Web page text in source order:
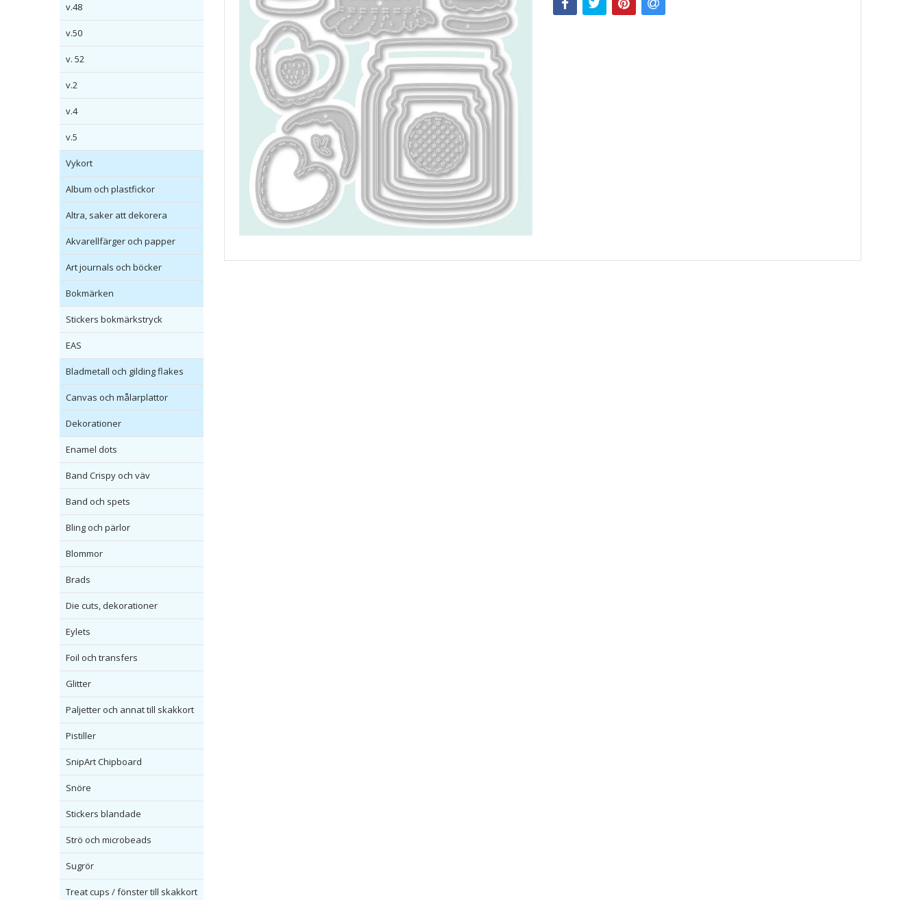
v.48
v.50
v. 52
v.2
v.4
v.5
Vykort
Album och plastfickor
Altra, saker att dekorera
Akvarellfärger och papper
Art journals och böcker
Bokmärken
Stickers bokmärkstryck
EAS
Bladmetall och gilding flakes
Canvas och målarplattor
Dekorationer
Enamel dots
Band Crispy och väv
Band och spets
Bling och pärlor
Blommor
Brads
Die cuts, dekorationer
Eylets
Foil och transfers
Glitter
Paljetter och annat till skakkort
Pistiller
SnipArt Chipboard
Snöre
Stickers blandade
Strö och microbeads
Sugrör
Treat cups / fönster till skakkort